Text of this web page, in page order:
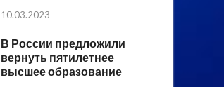
10.03.2023
В России предложили
вернуть пятилетнее
высшее образование